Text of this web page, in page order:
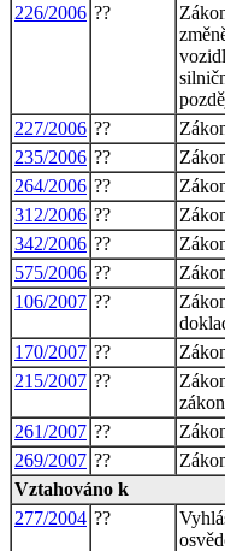
226/2006 ??
227/2006 ??
235/2006 ??
264/2006 ??
312/2006 ??
342/2006 ??
575/2006 ??
106/2007 ??
170/2007 ??
215/2007 ??
261/2007 ??
269/2007 ??
Vztahováno k
277/2004 ??